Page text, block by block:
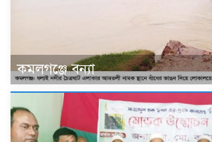
কমলগঞ্জে বন্যা